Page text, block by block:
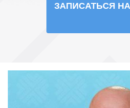
ЗАПИСАТЬСЯ